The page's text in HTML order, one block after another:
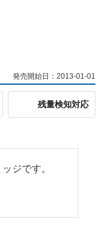
発売開始日：2013-01-01
残量検知対応
ジです。